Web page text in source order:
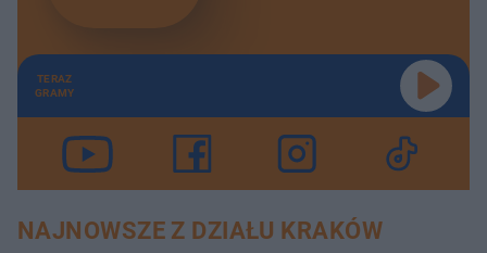
TERAZ
GRAMY
NAJNOWSZE Z DZIAŁU KRAKÓW